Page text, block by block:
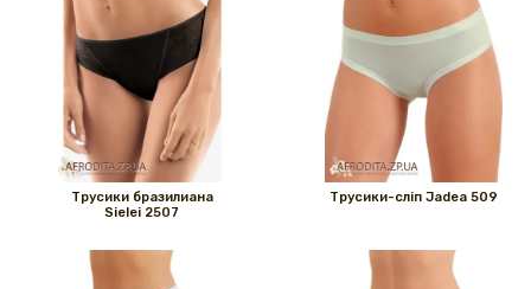
Трусики бразилиана
Sielei 2507
Трусики-сліп Jadea 509